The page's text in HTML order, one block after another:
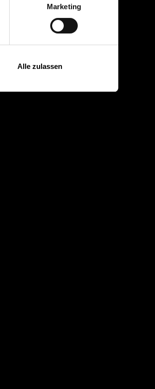
Marketing
Alle zulassen